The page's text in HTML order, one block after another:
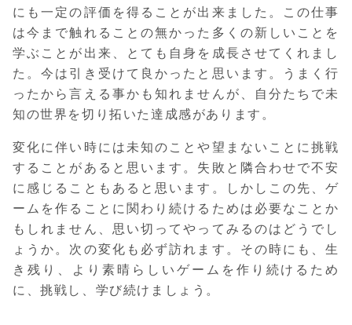
にも一定の評価を得ることが出来ました。この仕事
は今まで触れることの無かった多くの新しいことを
学ぶことが出来、とても自身を成長させてくれまし
た。今は引き受けて良かったと思います。うまく行
ったから言える事かも知れませんが、自分たちで未
知の世界を切り拓いた達成感があります。
変化に伴い時には未知のことや望まないことに挑戦
することがあると思います。失敗と隣合わせで不安
に感じることもあると思います。しかしこの先、ゲ
ームを作ることに関わり続けるためは必要なことか
もしれません、思い切ってやってみるのはどうでし
ょうか。次の変化も必ず訪れます。その時にも、生
き残り、より素晴らしいゲームを作り続けるため
に、挑戦し、学び続けましょう。